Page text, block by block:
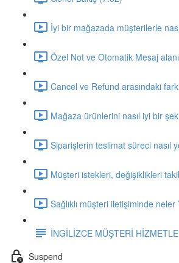
İyi bir mağazada müşterilerle
Özel Not ve Otomatik Mesaj
Cancel ve Refund arasındaki
Mağaza ürünlerini nasıl iyi bir
Siparişlerin teslimat süreci nasıl
Müşteri istekleri, değişiklikleri
Sağlıklı müşteri iletişiminde
İNGİLİZCE MÜŞTERİ
Suspend